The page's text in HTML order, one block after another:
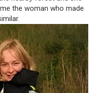
the woman who made